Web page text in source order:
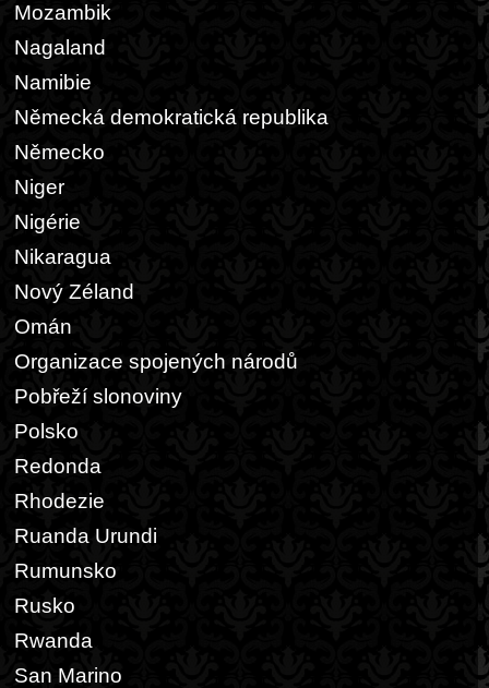
Mozambik
Nagaland
Namibie
Německá demokratická republika
Německo
Niger
Nigérie
Nikaragua
Nový Zéland
Omán
Organizace spojených národů
Pobřeží slonoviny
Polsko
Redonda
Rhodezie
Ruanda Urundi
Rumunsko
Rusko
Rwanda
San Marino